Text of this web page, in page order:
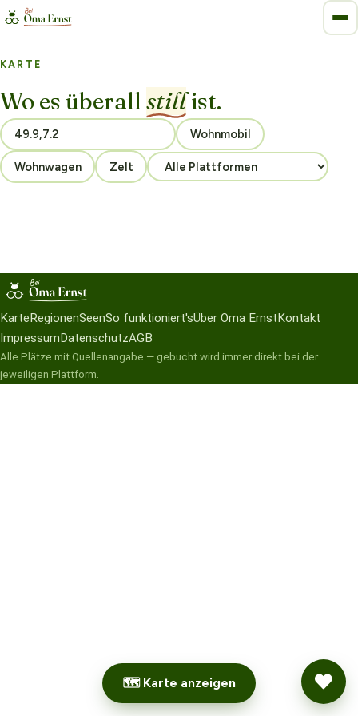
KARTE
Wo es überall stillist.
Wohnmobil
Wohnwagen Zelt
🗺 Karte anzeigen
Karte RegionenSeenSo funktioniert'sÜber Oma Ernst Kontakt
Impressum DatenschutzAGB
Alle Plätze mit Quellenangabe — gebucht wird immer direkt bei der
jeweiligen Plattform.